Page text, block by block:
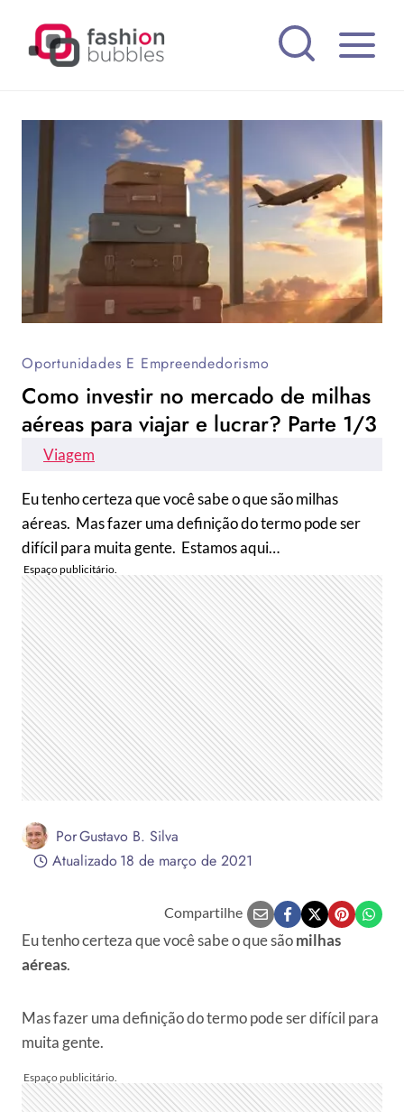
Oportunidades E Empreendedorismo
Como investir no mercado de milhas
aéreas para viajar e lucrar? Parte 1/3
Viagem
Eu tenho certeza que você sabe o que são milhas
aéreas. Mas fazer uma definição do termo pode ser
difícil para muita gente. Estamos aqui…
PorGustavo B. Silva
Atualizado18 de março de 2021
Compartilhe
Eu tenho certeza que você sabe o que sãomilhas
aéreas.
Mas fazer uma definição do termo pode ser difícil para
muita gente.